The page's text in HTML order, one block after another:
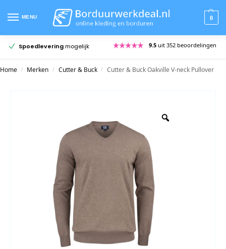
MENU 0
Spoedleveringmogelijk 9.5 uit 352 beoordelingen
Home / Merken / Cutter & Buck / Cutter & Buck Oakville V-neck Pullover